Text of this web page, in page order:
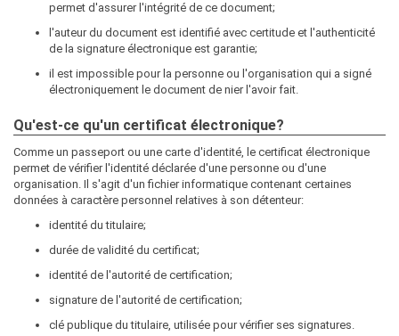
permet d'assurer l'intégrité de ce document;
l'auteur du document est identifié avec certitude et l'authenticité
de la signature électronique est garantie;
il est impossible pour la personne ou l'organisation qui a signé
électroniquement le document de nier l'avoir fait.
Qu'est-ce qu'un certificat électronique?
Comme un passeport ou une carte d'identité, le certificat électronique
permet de vérifier l'identité déclarée d'une personne ou d'une
organisation. Il s'agit d'un fichier informatique contenant certaines
données à caractère personnel relatives à son détenteur:
identité du titulaire;
durée de validité du certificat;
identité de l'autorité de certification;
signature de l'autorité de certification;
clé publique du titulaire, utilisée pour vérifier ses signatures.